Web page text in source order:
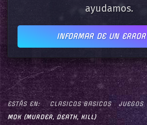
ayudamos.
INFORMAR DE UN ERROR
ESTÁS EN: CLASICOS BASICOS JUEGOS
MDK (MURDER, DEATH, KILL)